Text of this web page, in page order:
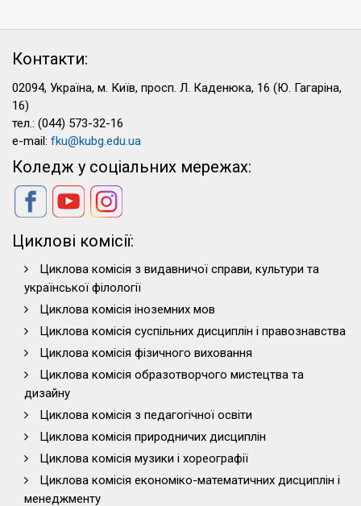
Контакти:
02094, Україна, м. Київ, просп. Л. Каденюка, 16 (Ю. Гагаріна,
16)
тел.: (044) 573-32-16
e-mail: fku@kubg.edu.ua
Коледж у соціальних мережах:
Циклові комісії:
Циклова комісія з видавничої справи, культури та
української філології
Циклова комісія іноземних мов
Циклова комісія суспільних дисциплін і правознавства
Циклова комісія фізичного виховання
Циклова комісія образотворчого мистецтва та
дизайну
Циклова комісія з педагогічної освіти
Циклова комісія природничих дисциплін
Циклова комісія музики і хореографії
Циклова комісія економіко-математичних дисциплін і
менеджменту